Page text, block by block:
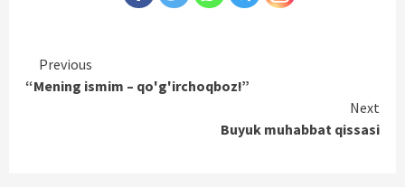
Continue
Reading
Previous
“Mening ismim – qo'g'irchoqboz!”
Next
Buyuk muhabbat qissasi